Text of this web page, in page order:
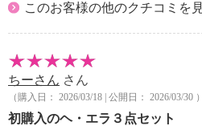
このお客様の他のクチコミを
ちーさん さん
（購入日： 2026/03/18 | 公開日： 2026/03/30 ）
初購入のヘ・エラ３点セット